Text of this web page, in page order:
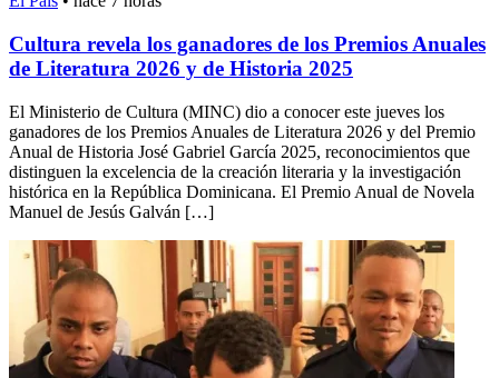
Cultura revela los ganadores de los Premios Anuales
de Literatura 2026 y de Historia 2025
El Ministerio de Cultura (MINC) dio a conocer este jueves los
ganadores de los Premios Anuales de Literatura 2026 y del Premio
Anual de Historia José Gabriel García 2025, reconocimientos que
distinguen la excelencia de la creación literaria y la investigación
histórica en la República Dominicana. El Premio Anual de Novela
Manuel de Jesús Galván […]